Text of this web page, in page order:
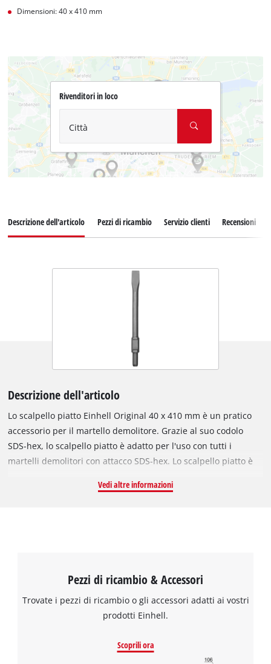
Dimensioni: 40 x 410 mm
Rivenditori in loco
Città
Descrizione dell'articolo Pezzi di ricambio Servizio clienti Recensioni
Descrizione dell'articolo
Lo scalpello piatto Einhell Original 40 x 410 mm è un pratico
accessorio per il martello demolitore. Grazie al suo codolo
SDS-hex, lo scalpello piatto è adatto per l'uso con tutti i
martelli demolitori con attacco SDS-hex. Lo scalpello piatto è
tutti i tipi, ad esempio per la demolizione di calcestruzzo,
Vedi altre informazioni
Pezzi di ricambio & Accessori
Trovate i pezzi di ricambio o gli accessori adatti ai vostri
prodotti Einhell.
Scoprili ora